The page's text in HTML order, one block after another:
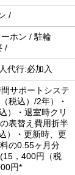
/
ホン / 駐輪
/
代行:必加入
サポートシステ
税込）/2年）・
）・退室時クリ
表替え費用折半
）・更新時、更
の0.55ヶ月分
，400円（税
円*